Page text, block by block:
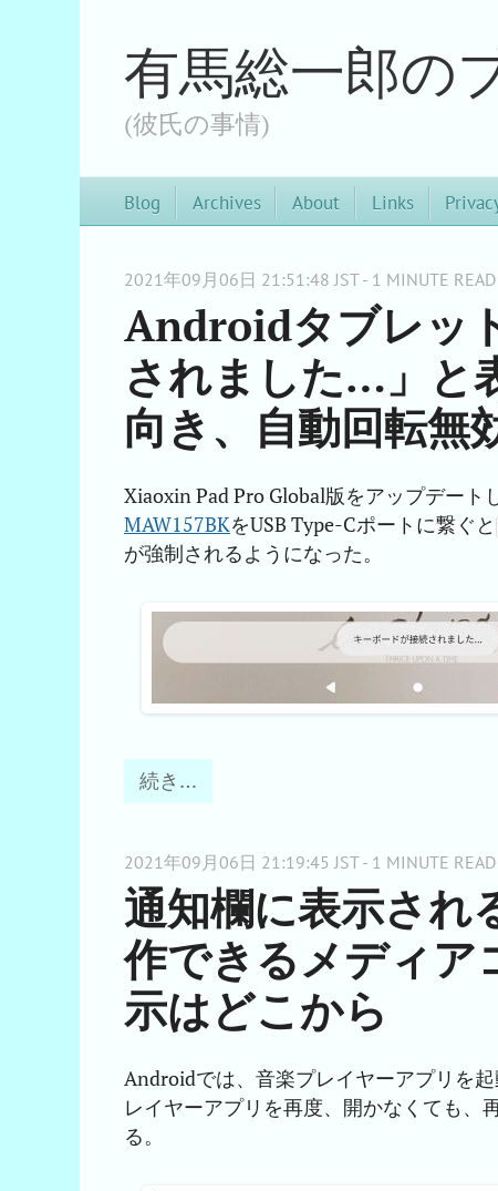
有馬総一郎の
(彼氏の事情)
Blog Archives About Links
2021年09月06日 21:51:48 JST - 1 MINUTE
Androidタブレッ
されました…」と
向き、自動回転無
Xiaoxin Pad Pro Global版をアップデート
MAW157BKをUSB Type-Cポートに繋ぐと
が強制されるようになった。
続き…
2021年09月06日 21:19:45 JST - 1 MINUTE
通知欄に表示され
作できるメディア
示はどこから
Androidでは、音楽プレイヤーアプリを
レイヤーアプリを再度、開かなくても、
る。